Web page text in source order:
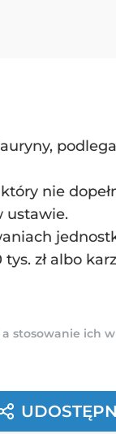
nie
ustawie.
zł albo
stosowanie ich